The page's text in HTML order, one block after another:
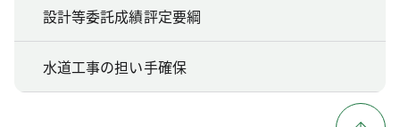
設計等委託成績評定要綱
水道工事の担い手確保